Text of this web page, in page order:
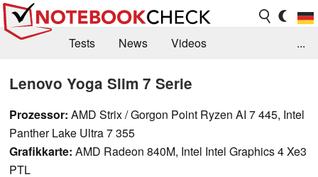
Tests News
Videos
Forum
...
Lenovo Yoga Slim 7 Serie
Prozessor: AMD Strix / Gorgon Point Ryzen AI 7 445, Intel
Panther Lake Ultra 7 355
Grafikkarte: AMD Radeon 840M, Intel Intel Graphics 4 Xe3
PTL